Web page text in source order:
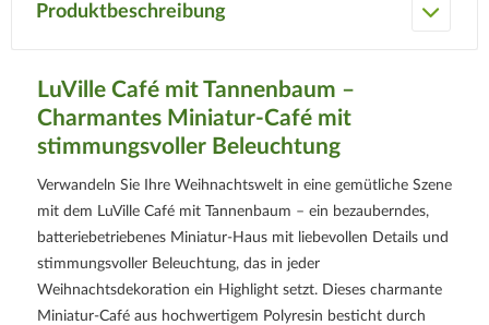
Produktbeschreibung
LuVille Café mit Tannenbaum –
Charmantes Miniatur-Café mit
stimmungsvoller Beleuchtung
Verwandeln Sie Ihre Weihnachtswelt in eine gemütliche Szene
mit dem LuVille Café mit Tannenbaum – ein bezauberndes,
batteriebetriebenes Miniatur-Haus mit liebevollen Details und
stimmungsvoller Beleuchtung, das in jeder
Weihnachtsdekoration ein Highlight setzt. Dieses charmante
Miniatur-Café aus hochwertigem Polyresin besticht durch